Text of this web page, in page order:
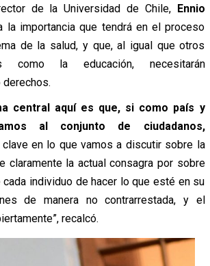
de la Universidad de Chile, Ennio
la importancia que tendrá en el proceso
de la salud, y que, al igual que otros
como la educación, necesitarán
central aquí es que, si como país y
al conjunto de ciudadanos,
clave en lo que vamos a discutir sobre la
claramente la actual consagra por sobre
individuo de hacer lo que esté en su
de manera no contrarrestada, y el
recalcó.